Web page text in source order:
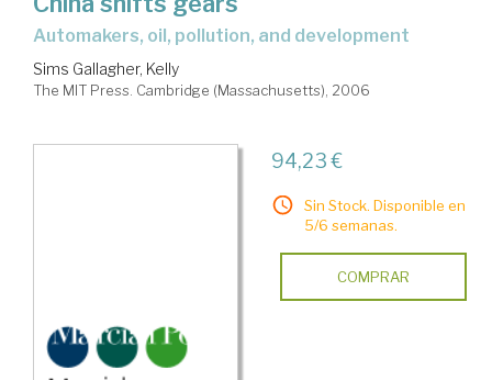
automakers, oil, pollution, and development
Sims Gallagher, Kelly
The MIT Press. Cambridge (Massachusetts), 2006
94,23 €
Sin Stock. Disponible en
5/6 semanas.
COMPRAR